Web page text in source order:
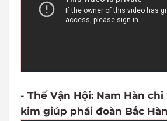
- Thế Vận Hội: Nam Hàn
kim giúp phái đoàn Bắc Hàn